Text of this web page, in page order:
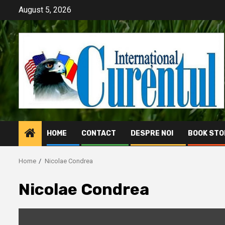
content
August 5, 2026
HOME CONTACT DESPRE NOI BOOK
Home Nicolae Condrea
Nicolae Condrea